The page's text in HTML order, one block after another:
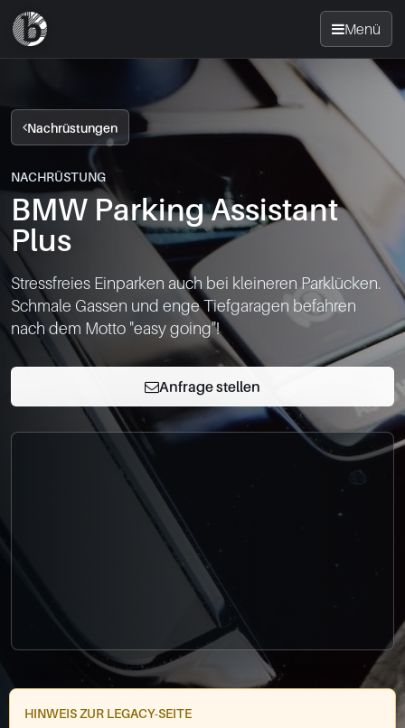
Menü
Nachrüsten
News
FAQ
Standorte
Kontakt
0049-861-900290
info@bimmer-manufaktur.de
Nachrüstungen
NACHRÜSTUNG
BMW Parking Assistant
Plus
Stressfreies Einparken auch bei kleineren Parklücken.
Schmale Gassen und enge Tiefgaragen befahren
nach dem Motto "easy going"!
Anfrage stellen
HINWEIS ZUR LEGACY-SEITE